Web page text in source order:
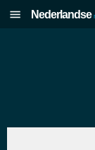
Nederlandse